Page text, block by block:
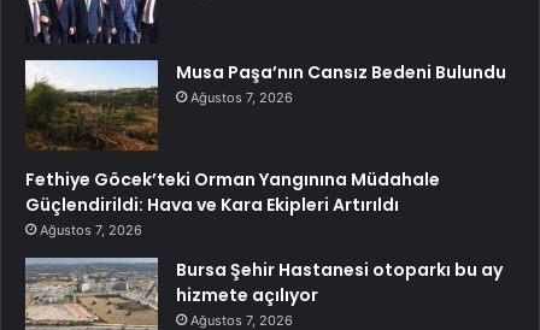
Musa Paşa’nın Cansız Bedeni Bulundu
Ağustos 7, 2026
Fethiye Göcek’teki Orman Yangınına Müdahale
Güçlendirildi: Hava ve Kara Ekipleri Artırıldı
Ağustos 7, 2026
Bursa Şehir Hastanesi otoparkı bu ay
hizmete açılıyor
Ağustos 7, 2026